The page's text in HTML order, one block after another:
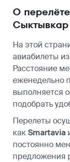
О
Сыктывкар
На этой
авиабилеты из
Расстояние
еженедельно
выполняется
подобрать
Перелеты
какSmartavia
постоянно
предложения